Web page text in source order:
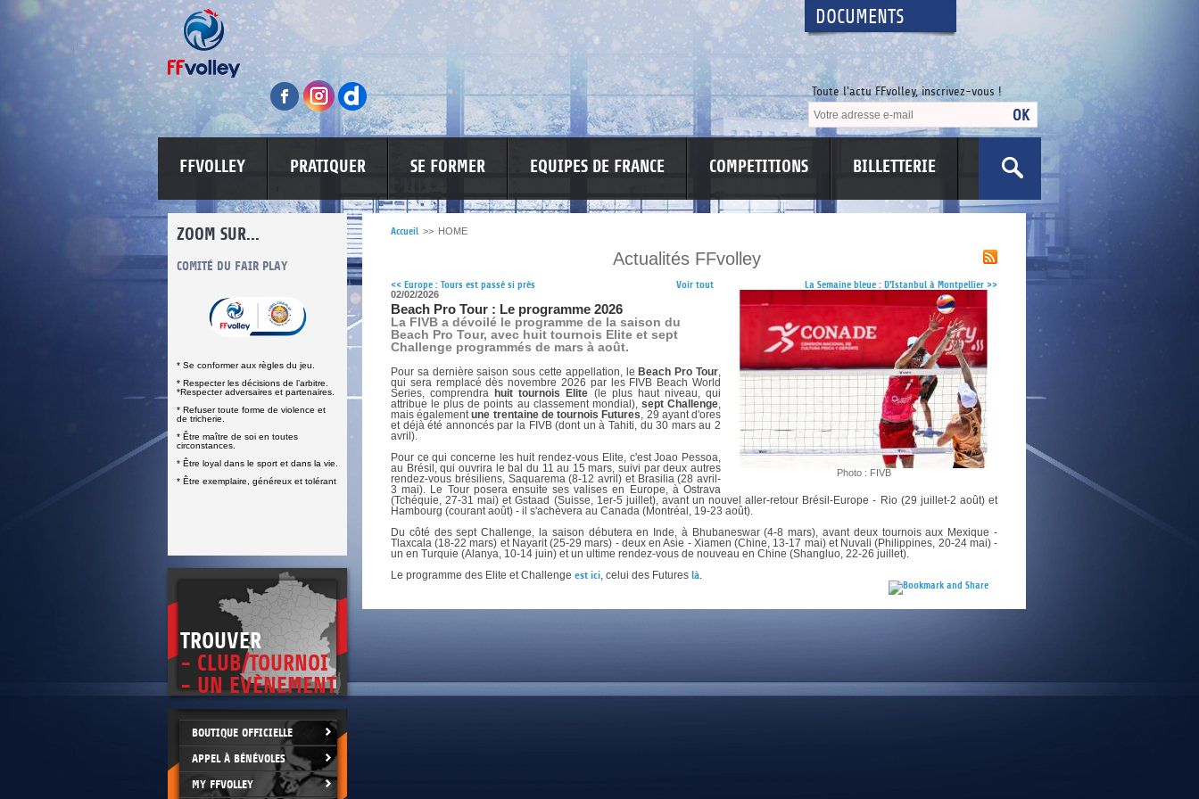
DOCUMENTS
Toute l'actu FFvolley, inscrivez-vous !
FFVOLLEY PRATIQUER SE FORMER EQUIPES DE FRANCE COMPETITIONS BILLETTERIE
ZOOM SUR...
DOCUMENTS UTILES
CLIQUEZ ICI
COMITÉ DU FAIR PLAY
* Se conformer aux règles du jeu.
* Respecter les décisions de l’arbitre.
*Respecter adversaires et partenaires.
* Refuser toute forme de violence et
de tricherie.
* Être maître de soi en toutes
circonstances.
* Être loyal dans le sport et dans la vie.
* Être exemplaire, généreux et tolérant
LUTTE CONTRE LES VIOLENCES INFORMATIONS CORONAVIRUS
DOCUMENTS UTILES
SITUATION SANITAIRE
COVID-19
>CLIQUEZ ICI
TROUVER
- CLUB/TOURNOI
- UN EVÈNEMENT
BOUTIQUE OFFICIELLE
APPEL À BÉNÉVOLES
MY FFVOLLEY
Accueil >> HOME
Actualités FFvolley
<< Europe : Tours est passé si près Voir tout La Semaine bleue : D'Istanbul à Montpellier >>
Photo : FIVB
02/02/2026
Beach Pro Tour : Le programme 2026
La FIVB a dévoilé le programme de la saison du
Beach Pro Tour, avec huit tournois Elite et sept
Challenge programmés de mars à août.
Pour sa dernière saison sous cette appellation, le Beach Pro Tour,
qui sera remplacé dès novembre 2026 par les FIVB Beach World
Series, comprendra huit tournois Elite (le plus haut niveau, qui
attribue le plus de points au classement mondial), sept Challenge,
mais égalementune trentaine de tournois Futures, 29 ayant d'ores
et déjà été annoncés par la FIVB (dont un à Tahiti, du 30 mars au 2
avril).
Pour ce qui concerne les huit rendez-vous Elite, c'est Joao Pessoa,
au Brésil, qui ouvrira le bal du 11 au 15 mars, suivi par deux autres
rendez-vous brésiliens, Saquarema (8-12 avril) et Brasilia (28 avril-
3 mai). Le Tour posera ensuite ses valises en Europe, à Ostrava
(Tchéquie, 27-31 mai) et Gstaad (Suisse, 1er-5 juillet), avant un nouvel aller-retour Brésil-Europe - Rio (29 juillet-2 août) et
Hambourg (courant août) - il s'achèvera au Canada (Montréal, 19-23 août).
Du côté des sept Challenge, la saison débutera en Inde, à Bhubaneswar (4-8 mars), avant deux tournois aux Mexique -
Tlaxcala (18-22 mars) et Nayarit (25-29 mars) - deux en Asie - Xiamen (Chine, 13-17 mai) et Nuvali (Philippines, 20-24 mai) -
un en Turquie (Alanya, 10-14 juin) et un ultime rendez-vous de nouveau en Chine (Shangluo, 22-26 juillet).
Le programme des Elite et Challenge est ici, celui des Futures là.